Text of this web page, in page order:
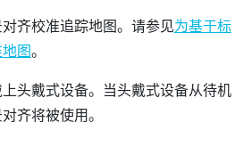
齐校准追踪地图。请参见为基于标
图。
头戴式设备。当头戴式设备从待机
齐将被使用。